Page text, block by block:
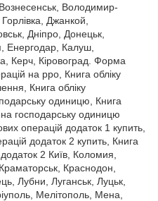
Володимир-
Джанкой,
Дніпро, Донецьк,
Енергодар, Калуш,
Керч, Кіровоград. Форма
на рро, Книга обліку
Книга обліку
одиницю, Книга
на господарську одиницю
операцій додаток 1 купить,
додаток 2 купить, Книга
2 Київ, Коломия,
Краснодон,
Лубни, Луганськ, Луцьк,
Мелітополь, Мена,